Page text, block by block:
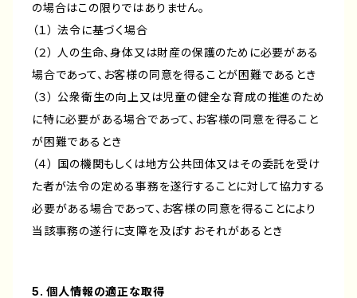
の場合はこの限りではありません。
（１） 法令に基づく場合
（２） 人の生命、身体又は財産の保護のために必要がある
場合であって、お客様の同意を得ることが困難であるとき
（３） 公衆衛生の向上又は児童の健全な育成の推進のため
に特に必要がある場合であって、お客様の同意を得ること
が困難であるとき
（４） 国の機関もしくは地方公共団体又はその委託を受け
た者が法令の定める事務を遂行することに対して協力する
必要がある場合であって、お客様の同意を得ることにより
当該事務の遂行に支障を及ぼすおそれがあるとき
5. 個人情報の適正な取得